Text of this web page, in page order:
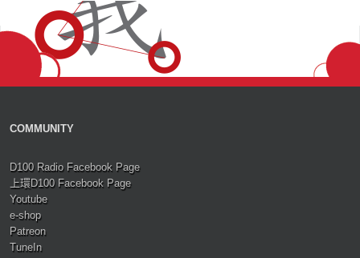
COMMUNITY
D100 Radio Facebook Page
上環D100 Facebook Page
Youtube
e-shop
Patreon
TuneIn